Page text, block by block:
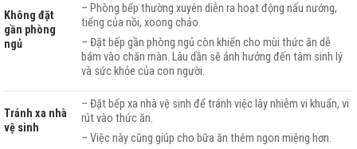
Không đặt
gần phòng
ngủ
– Phòng bếp thường xuyên diễn ra hoạt động nấu nướng,
tiếng của nồi, xoong chảo.
– Đặt bếp gần phòng ngủ còn khiến cho mùi thức ăn dễ
bám vào chăn màn. Lâu dần sẽ ảnh hưởng đến tâm sinh lý
và sức khỏe của con người.
Tránh xa nhà
vệ sinh
– Đặt bếp xa nhà vệ sinh để tránh việc lây nhiễm vi khuẩn, vi
rút vào thức ăn.
– Việc này cũng giúp cho bữa ăn thêm ngon miệng hơn.